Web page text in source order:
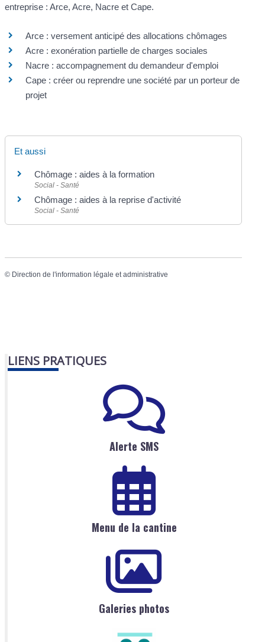
entreprise : Arce, Acre, Nacre et Cape.
Arce : versement anticipé des allocations chômages
Acre : exonération partielle de charges sociales
Nacre : accompagnement du demandeur d'emploi
Cape : créer ou reprendre une société par un porteur de
projet
Et aussi
Chômage : aides à la formation
Social - Santé
Chômage : aides à la reprise d'activité
Social - Santé
© Direction de l'information légale et administrative
LIENS PRATIQUES
Alerte SMS
Menu de la cantine
Galeries photos